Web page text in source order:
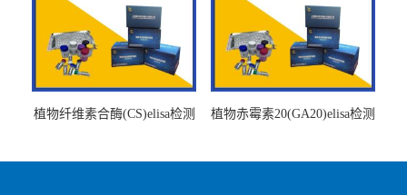
植物纤维素合酶(CS)elisa检测
植物赤霉素20(GA20)elisa检测